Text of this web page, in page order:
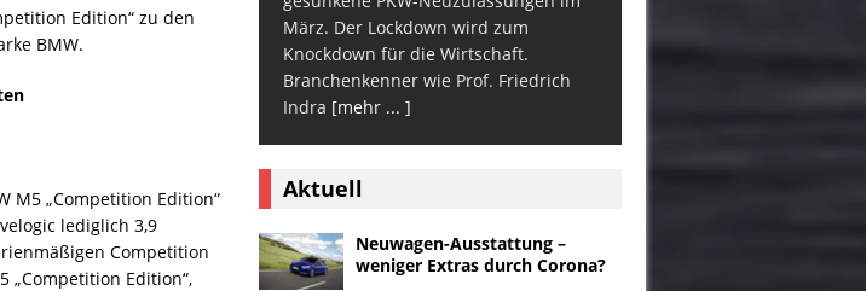
Edition“ zu den
BMW.
M5 „Competition Edition“
lediglich 3,9
Competition
„Competition Edition“,
März. Der Lockdown wird zum
Knockdown für die Wirtschaft.
Branchenkenner wie Prof. Friedrich
Indra [mehr ... ]
Aktuell
Neuwagen-Ausstattung –
weniger Extras durch Corona?